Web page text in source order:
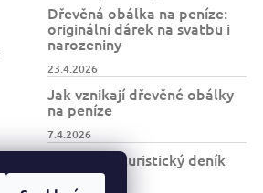
Dřevěná obálka na peníze:
originální dárek na svatbu i
narozeniny
23.4.2026
Jak vznikají dřevěné obálky
na peníze
7.4.2026
Jak vzniká turistický deník
BESKYDY